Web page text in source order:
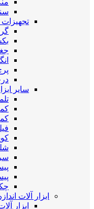
تجهیزات
سایر
ابزار آلات
ابزار